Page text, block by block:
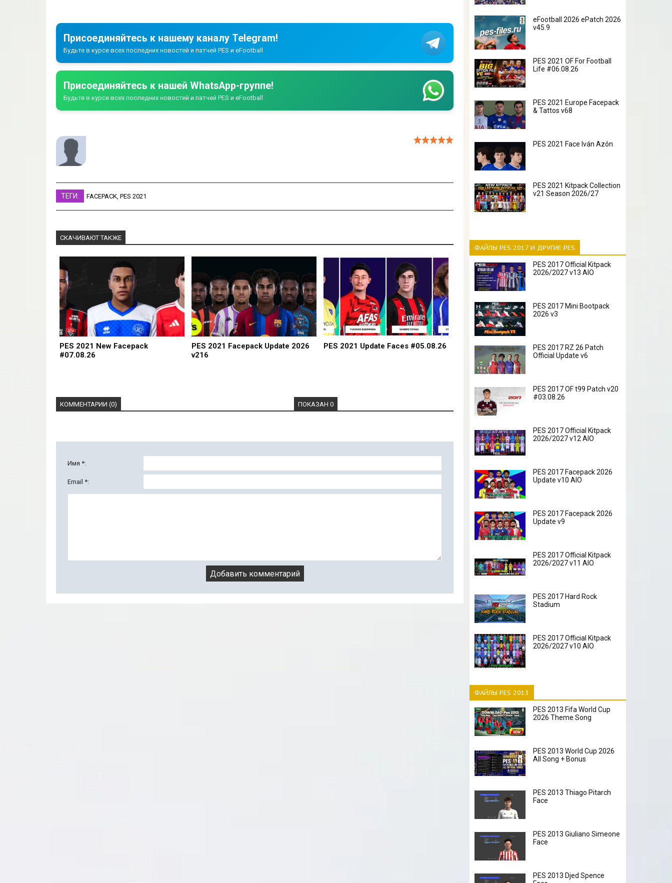
Присоединяйтесь к нашему каналу Telegram!
Будьте в курсе всех последних новостей и патчей PES и eFootball
Присоединяйтесь к нашей WhatsApp-группе!
Будьте в курсе всех последних новостей и патчей PES и eFootball
ТЕГИ: FACEPACK, PES 2021
СКАЧИВАЮТ ТАКЖЕ
PES 2021 New Facepack
#07.08.26
PES 2021 Facepack Update 2026
v216
PES 2021 Update Faces #05.08.26
КОММЕНТАРИИ (0) ПОКАЗАН 0
Имя *:
Email *:
eFootball 2026 ePatch 2026
v45.9
PES 2021 OF For Football
Life #06.08.26
PES 2021 Europe Facepack
& Tattos v68
PES 2021 Face Iván Azón
PES 2021 Kitpack Collection
v21 Season 2026/27
ФАЙЛЫ PES 2017 И ДРУГИЕ PES
PES 2017 Official Kitpack
2026/2027 v13 AIO
PES 2017 Mini Bootpack
2026 v3
PES 2017 RZ 26 Patch
Official Update v6
PES 2017 OF t99 Patch v20
#03.08.26
PES 2017 Official Kitpack
2026/2027 v12 AIO
PES 2017 Facepack 2026
Update v10 AIO
PES 2017 Facepack 2026
Update v9
PES 2017 Official Kitpack
2026/2027 v11 AIO
PES 2017 Hard Rock
Stadium
PES 2017 Official Kitpack
2026/2027 v10 AIO
ФАЙЛЫ PES 2013
PES 2013 Fifa World Cup
2026 Theme Song
PES 2013 World Cup 2026
All Song + Bonus
PES 2013 Thiago Pitarch
Face
PES 2013 Giuliano Simeone
Face
PES 2013 Djed Spence